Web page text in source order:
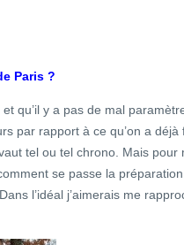
Paris ?
qu’il y a pas de mal
par rapport à ce qu’on a déjà
tel ou tel chrono. Mais pour
se passe la préparation
l’idéal j’aimerais me